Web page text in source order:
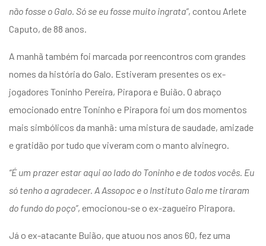
não fosse o Galo. Só se eu fosse muito ingrata”, contou Arlete
Caputo, de 88 anos.
A manhã também foi marcada por reencontros com grandes
nomes da história do Galo. Estiveram presentes os ex-
jogadores Toninho Pereira, Pirapora e Buião. O abraço
emocionado entre Toninho e Pirapora foi um dos momentos
mais simbólicos da manhã: uma mistura de saudade, amizade
e gratidão por tudo que viveram com o manto alvinegro.
“É um prazer estar aqui ao lado do Toninho e de todos vocês. Eu
só tenho a agradecer. A Assopoc e o Instituto Galo me tiraram
do fundo do poço”, emocionou-se o ex-zagueiro Pirapora.
Já o ex-atacante Buião, que atuou nos anos 60, fez uma